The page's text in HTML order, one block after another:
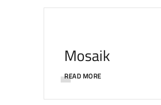
Mosaik
READ MORE